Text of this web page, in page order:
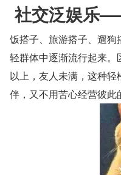
社交泛娱乐
饭搭子、旅游搭子、遛狗
轻群体中逐渐流行起来
以上，友人未满，这种
伴，又不用苦心经营彼此